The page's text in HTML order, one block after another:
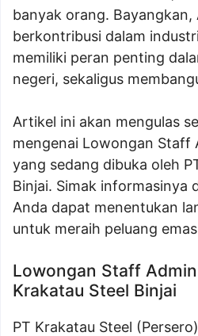
banyak orang. Bayangkan,
berkontribusi dalam
memiliki peran penting
negeri, sekaligus
Artikel ini akan mengulas
mengenai Lowongan Staff
yang sedang dibuka oleh
Binjai. Simak informasinya
Anda dapat menentukan
untuk meraih peluang
Lowongan Staff
Krakatau Steel Binjai
PT Krakatau Steel